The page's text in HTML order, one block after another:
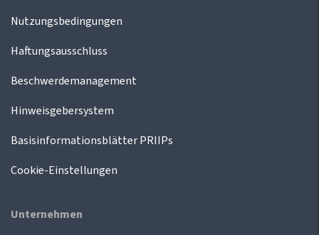
Nutzungsbedingungen
Haftungsausschluss
Beschwerdemanagement
Hinweisgebersystem
Basisinformationsblätter PRIIPs
Cookie-Einstellungen
Unternehmen